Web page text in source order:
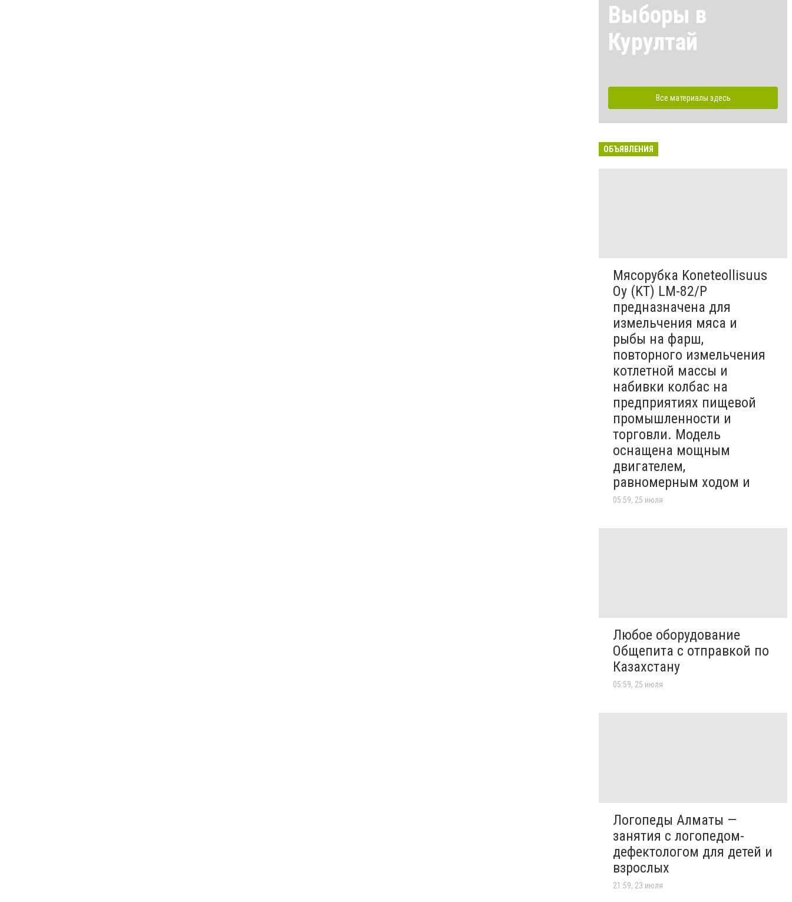
Выборы в
Курултай
Все материалы здесь
ОБЪЯВЛЕНИЯ
Мясорубка Koneteollisuus
Oy (KT)​ LM-82/P
предназначена для
измельчения мяса и
рыбы на фарш,
повторного измельчения
котлетной массы и
набивки колбас на
предприятиях пищевой
промышленности и
торговли. Модель
оснащена мощным
двигателем,
равномерным ходом и
05:59, 25 июля
Любое оборудование
Общепита с отправкой по
Казахстану
05:59, 25 июля
Логопеды Алматы —
занятия с логопедом-
дефектологом для детей и
взрослых
21:59, 23 июля